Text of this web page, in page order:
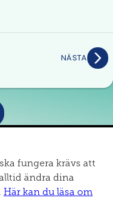
NÄSTA
fungera krävs att
ändra dina
Här kan du läsa om